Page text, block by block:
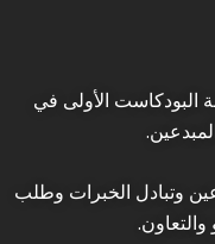
البودكاست الأولى في
وتبادل الخبرات وطلب